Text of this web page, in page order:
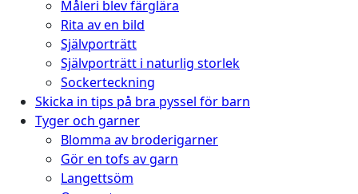
Måleri blev färglära
Rita av en bild
Självporträtt
Självporträtt i naturlig storlek
Sockerteckning
Skicka in tips på bra pyssel för barn
Tyger och garner
Blomma av broderigarner
Gör en tofs av garn
Langettsöm